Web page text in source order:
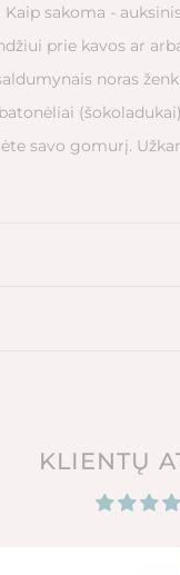
sakoma -
prie kavos ar
noras
savo gomurį.
KLIENTŲ